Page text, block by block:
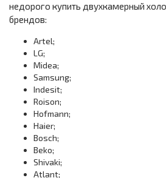
недорого купить двухкамерный
брендов:
Artel;
LG;
Midea;
Samsung;
Indesit;
Roison;
Hofmann;
Haier;
Bosch;
Beko;
Shivaki;
Atlant;